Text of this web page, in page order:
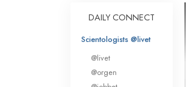
DAILY CONNECT
Scientologists @livet
@livet
@orgen